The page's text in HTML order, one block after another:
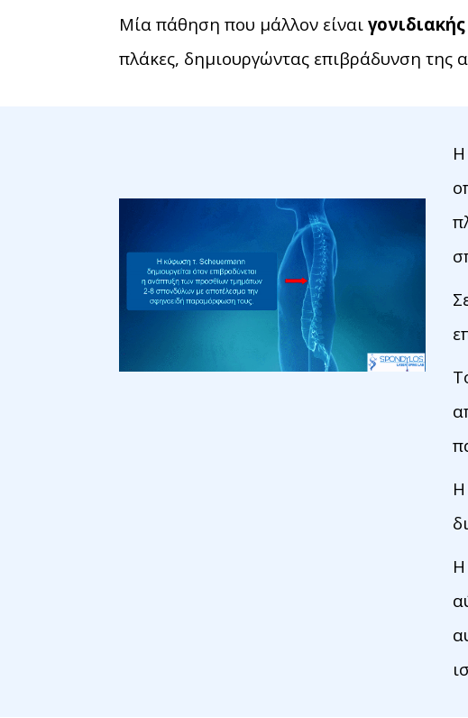
Μία πάθηση που μάλλον είναι
πλάκες, δημιουργώντας επιβράδυνση της
Η
Η
Η